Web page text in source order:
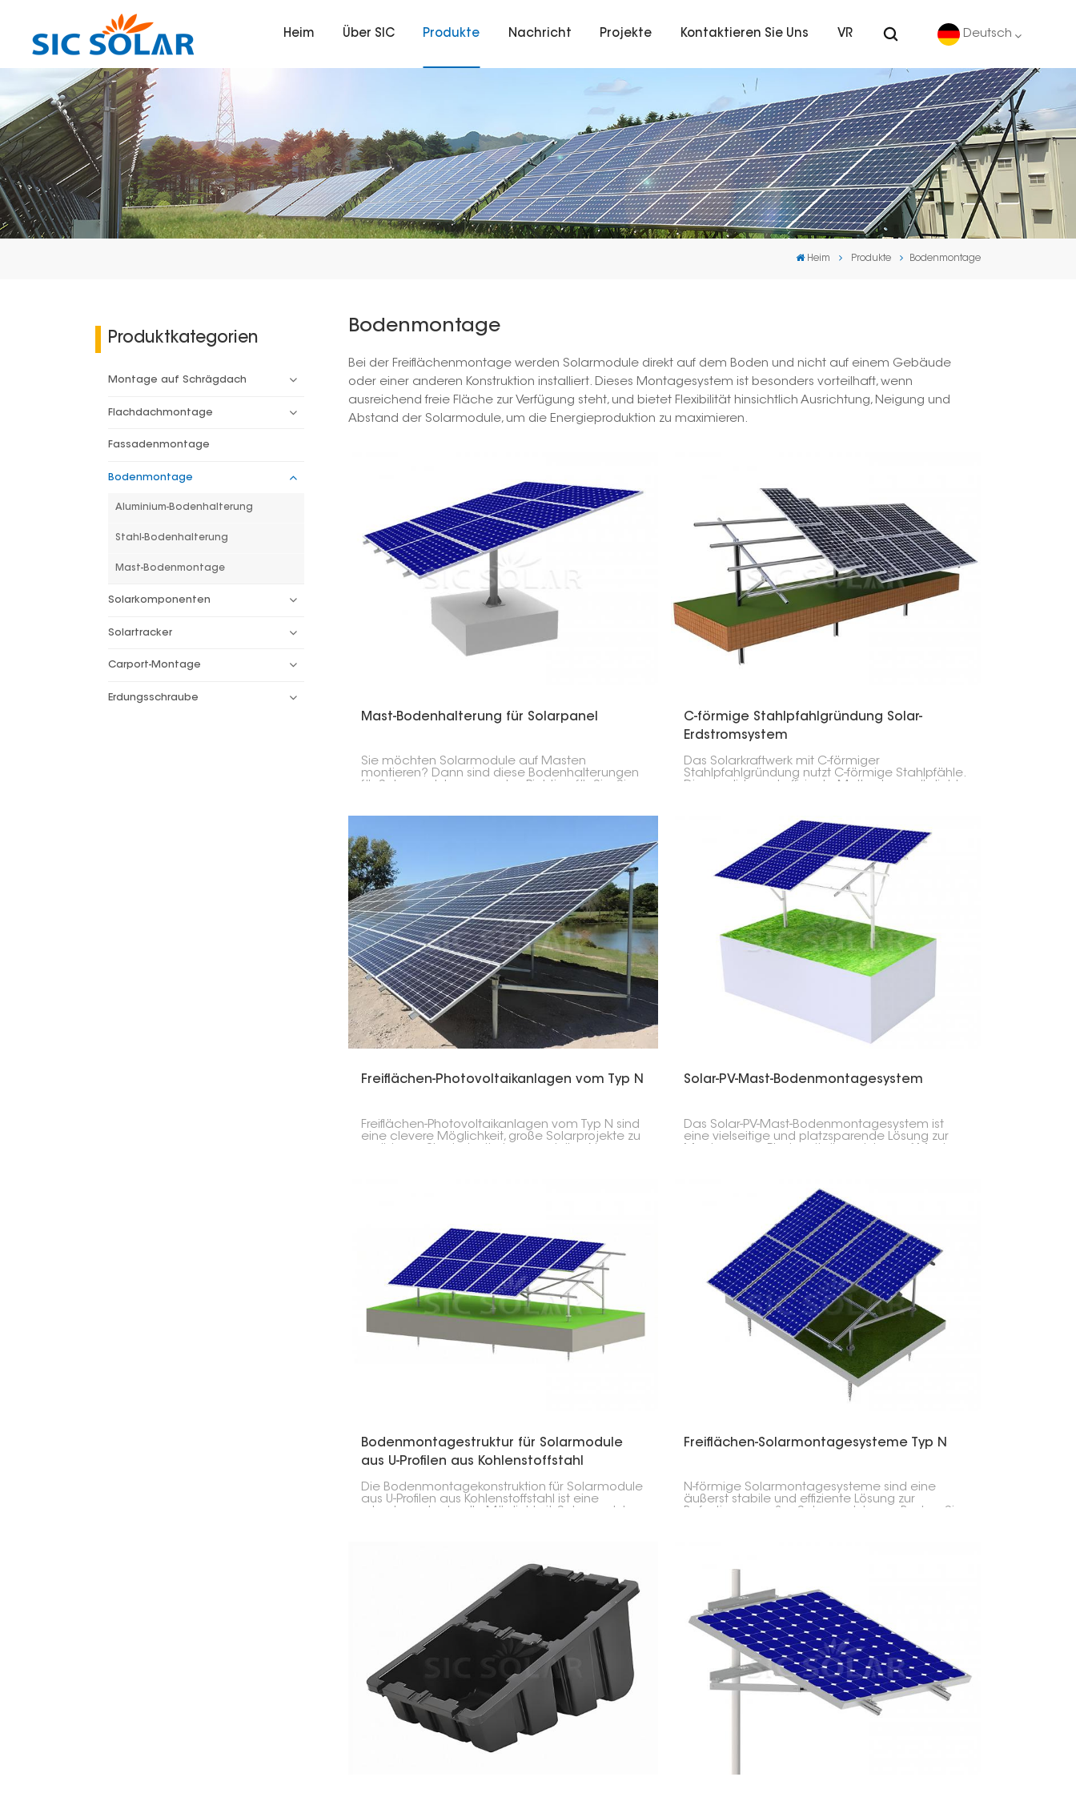
Heim Über SIC Produkte Nachricht Projekte Kontaktieren Sie Uns VR Deutsch
English
Deutsch
español
português
Heim Produkte Bodenmontage
Produktkategorien
Montage auf Schrägdach
Flachdachmontage
Fassadenmontage
Bodenmontage
Aluminium-Bodenhalterung
Stahl-Bodenhalterung
Mast-Bodenmontage
Solarkomponenten
Solartracker
Carport-Montage
Erdungsschraube
Bodenmontage
Bei der Freiflächenmontage werden Solarmodule direkt auf dem Boden und nicht auf einem Gebäude
oder einer anderen Konstruktion installiert. Dieses Montagesystem ist besonders vorteilhaft, wenn
ausreichend freie Fläche zur Verfügung steht, und bietet Flexibilität hinsichtlich Ausrichtung, Neigung und
Abstand der Solarmodule, um die Energieproduktion zu maximieren.
Mast-Bodenhalterung für Solarpanel
Sie möchten Solarmodule auf Masten
montieren? Dann sind diese Bodenhalterungen
C-förmige Stahlpfahlgründung Solar-
Erdstromsystem
Das Solarkraftwerk mit C-förmiger
Stahlpfahlgründung nutzt C-förmige Stahlpfähle.
C-förmigen Stahlpfähle bilden eine stabile Basis
für die Solarmodule.
Freiflächen-Photovoltaikanlagen vom Typ N
Freiflächen-Photovoltaikanlagen vom Typ N sind
eine clevere Möglichkeit, große Solarprojekte zu
Solar-PV-Mast-Bodenmontagesystem
Das Solar-PV-Mast-Bodenmontagesystem ist
eine vielseitige und platzsparende Lösung zur
ländliche Gebiete, abgelegene
netzunabhängige Anlagen, landwirtschaftliche
Flächen oder unebenes Gelände.
Bodenmontagestruktur für Solarmodule
aus U-Profilen aus Kohlenstoffstahl
Die Bodenmontagekonstruktion für Solarmodule
aus U-Profilen aus Kohlenstoffstahl ist eine
Freiflächen-Solarmontagesysteme Typ N
N-förmige Solarmontagesysteme sind eine
äußerst stabile und effiziente Lösung zur